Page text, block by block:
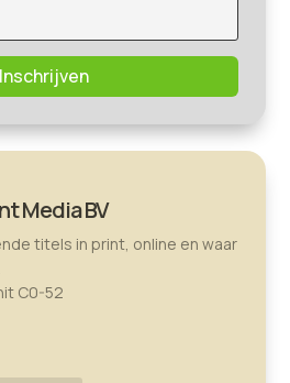
Inschrijven
Media BV
titels in print, online en waar
C0-52